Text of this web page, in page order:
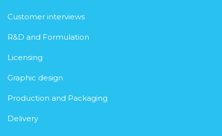
Customer interviews
R&D and Formulation
Licensing
Graphic design
Production and Packaging
Delivery